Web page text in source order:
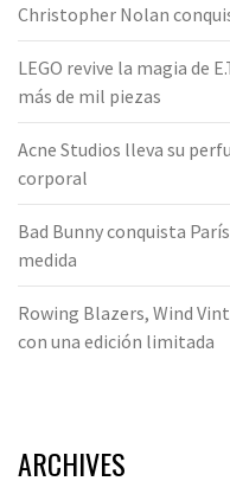
Christopher Nolan
LEGO revive la magia de
más de mil piezas
Acne Studios lleva su
corporal
Bad Bunny conquista
medida
Rowing Blazers, Wind
con una edición limitada
ARCHIVES